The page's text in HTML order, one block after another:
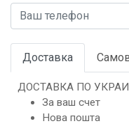
Доставка
ДОСТАВКА ПО
За ваш счет
Нова пошта